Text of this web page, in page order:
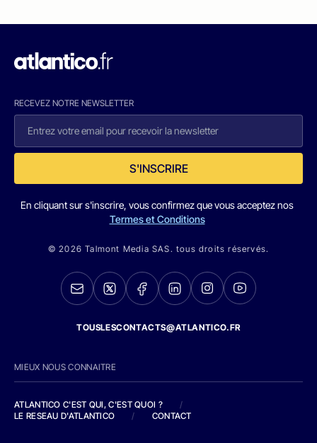
RECEVEZ NOTRE NEWSLETTER
S'INSCRIRE
En cliquant sur s'inscrire, vous confirmez que vous acceptez nos
Termes et Conditions
© 2026 Talmont Media SAS. tous droits réservés.
TOUSLESCONTACTS@ATLANTICO.FR
MIEUX NOUS CONNAITRE
ATLANTICO C'EST QUI, C'EST QUOI ?
/
LE RESEAU D'ATLANTICO
/ CONTACT